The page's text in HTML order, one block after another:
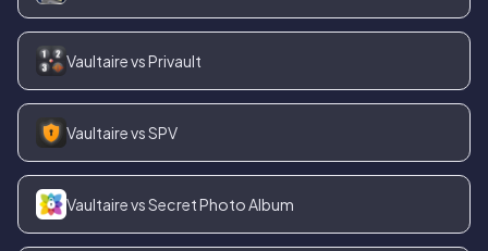
Vaultaire vs Privault
Vaultaire vs SPV
Vaultaire vs Secret Photo Album